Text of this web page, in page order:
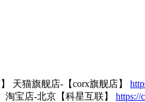
天猫旗舰店-【corx旗舰店】
淘宝店-北京【科星互联】
https://